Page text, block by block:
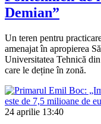
Demian”
Un teren pentru
amenajat în apropierea
Universitatea Tehnică
care le deține în zonă.
24 aprilie 13:40